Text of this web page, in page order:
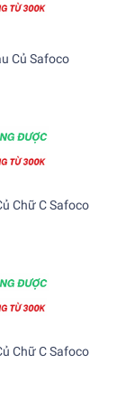
Củ Safoco
Chữ C Safoco
Chữ C Safoco